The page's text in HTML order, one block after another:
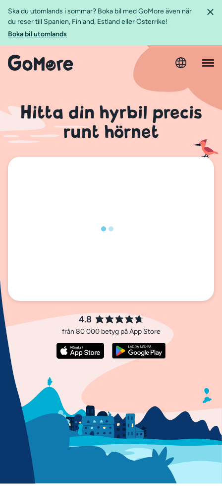
Ska du utomlands i sommar? Boka bil med GoMore även när
du reser till Spanien, Finland, Estland eller Österrike!
Boka bil utomlands
Hitta din hyrbil precis
runt hörnet
4.8
från 80 000 betyg på App Store